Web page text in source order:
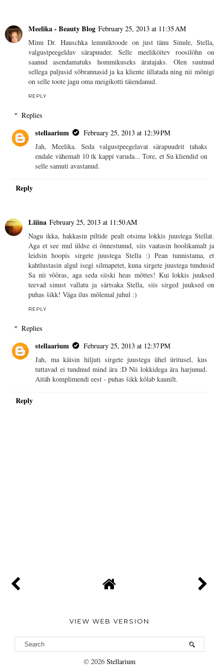
Meelika - Beauty Blog February 25, 2013 at 11:35 AM
Minu Dr. Hauschka lemmiktoode on just tänu Sinule, Stella,
valgustpeegeldav särapuuder. Selle meeliköitev roosilõhn on
saanud asendamatuks hommikuseks äratajaks. Olen suutnud
sellega paljusid sõbrannasid ja ka kliente üllatada ning nii mõnigi
on selle toote jagu oma meigikotti täiendanud.
REPLY
Replies
stellaarium
February 25, 2013 at 12:39 PM
Jah, Meelika. Seda valgustpeegelavat särapuudrit tahaks
endale vähemalt 10 tk kappi varuda... Tore, et Su kliendid on
selle samuti avastanud.
Reply
Liiina February 25, 2013 at 11:50 AM
Nagu ikka, hakkasin piltide pealt otsima lokkis juustega Stellat.
Aga et see mul üldse ei õnnestunud, siis vaatasin hoolikamalt ja
leidsin hoopis sirgete juustega Stella :) Pean tunnistama, et
kahtlustasin algul isegi silmapetet, kuna sirgete juustega tundusid
Sa nii võõras, aga seda siiski heas mõttes! Kui lokkis juuksed
teevad sinust vallatu ja särtsaka Stella, siis sirged juuksed on
puhas šikk! Väga ilus mõlemal juhul :)
REPLY
Replies
stellaarium
February 25, 2013 at 12:37 PM
Jah, ma käisin hiljuti sirgete juustega ühel üritusel, kus
tuttavad ei tundnud mind ära :D Nii lokkidega ära harjunud.
Aitäh komplimendi eest - puhas šikk kõlab kaunilt.
Reply
VIEW WEB VERSION
© 2026 Stellarium